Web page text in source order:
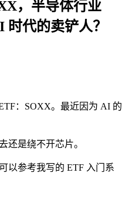
，半导体行业
代的卖铲人？
：SOXX。最近因为 AI 的
还是绕不开芯片。
以参考我写的 ETF 入门系